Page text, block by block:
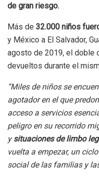
de gran riesgo.
Más de 32.000 niños
y México a El Salvador,
agosto de 2019, el doble
devueltos durante el
“Miles de niños se
agotador en el que
acceso a servicios
peligro en su recorrido
ysituaciones de limbo
vuelta a empezar, un
social de las familias y